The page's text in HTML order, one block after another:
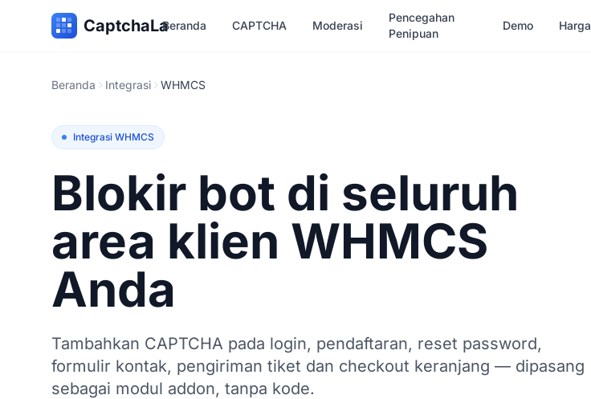
CaptchaLaBeranda CAPTCHA Moderasi
Pencegahan
Penipuan
Demo Harga
Beranda Integrasi WHMCS
Integrasi WHMCS
Blokir bot di seluruh
area klien WHMCS
Anda
Tambahkan CAPTCHA pada login, pendaftaran, reset password,
formulir kontak, pengiriman tiket dan checkout keranjang — dipasang
sebagai modul addon, tanpa kode.